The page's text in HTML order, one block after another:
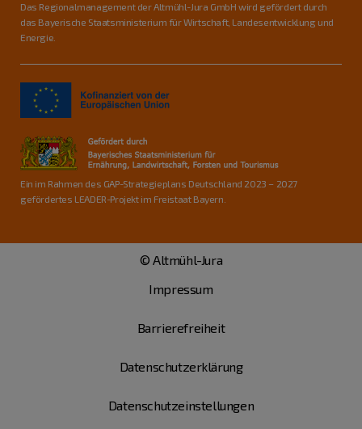
Das Regionalmanagement der Altmühl-Jura GmbH wird gefördert durch
das Bayerische Staatsministerium für Wirtschaft, Landesentwicklung und
Energie.
Ein im Rahmen des GAP-Strategieplans Deutschland 2023 – 2027
gefördertes LEADER-Projekt im Freistaat Bayern.
© Altmühl-Jura
Impressum
Barrierefreiheit
Datenschutzerklärung
Datenschutzeinstellungen